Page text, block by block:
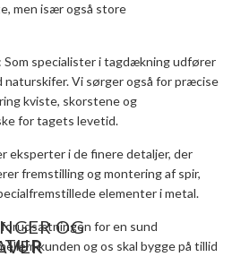
men især også store
specialister i tagdækning udfører
naturskifer. Vi sørger også for præcise
kviste, skorstene og
for tagets levetid.
eksperter i de finere detaljer, der
fremstilling og montering af spir,
elementer i metal.
for en sund
kunden og os skal bygge på tillid
OG